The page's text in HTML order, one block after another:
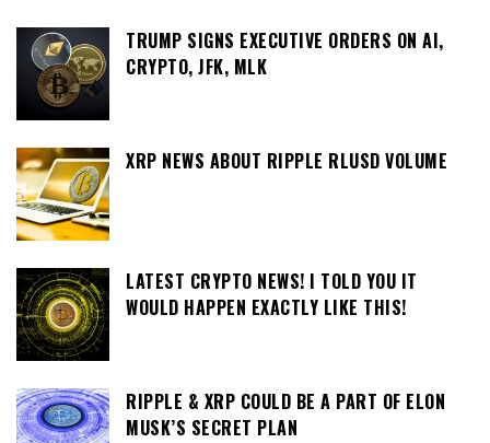
TRUMP SIGNS EXECUTIVE ORDERS ON AI,
CRYPTO, JFK, MLK
XRP NEWS ABOUT RIPPLE RLUSD VOLUME
LATEST CRYPTO NEWS! I TOLD YOU IT
WOULD HAPPEN EXACTLY LIKE THIS!
RIPPLE & XRP COULD BE A PART OF ELON
MUSK’S SECRET PLAN